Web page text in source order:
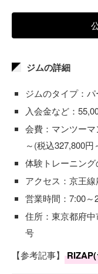
ジムの詳細
ジムのタイプ：
入会金など：
会費：マンツー
～(税込327,800円
体験トレーニン
アクセス：京王
営業時間：7:00～
住所：東京都府
号
【参考記事】